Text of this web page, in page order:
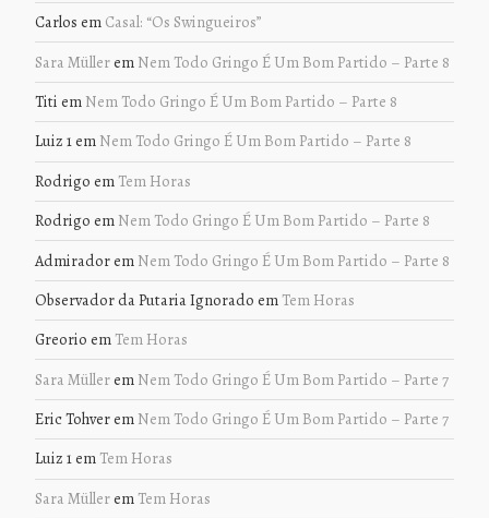
Carlos em Casal: “Os Swingueiros”
Sara Müllerem Nem Todo Gringo É Um Bom Partido – Parte 8
Titi em Nem Todo Gringo É Um Bom Partido – Parte 8
Luiz 1em Nem Todo Gringo É Um Bom Partido – Parte 8
Rodrigo em Tem Horas
Rodrigo em Nem Todo Gringo É Um Bom Partido – Parte 8
Admiradorem Nem Todo Gringo É Um Bom Partido – Parte 8
Observador da Putaria Ignorado em Tem Horas
Greorio em Tem Horas
Sara Müllerem Nem Todo Gringo É Um Bom Partido – Parte 7
Eric Tohverem Nem Todo Gringo É Um Bom Partido – Parte 7
Luiz 1em Tem Horas
Sara Müllerem Tem Horas